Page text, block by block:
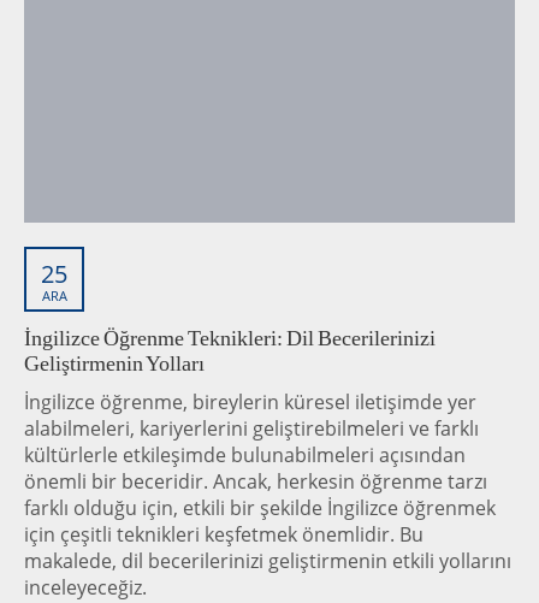
25
ARA
İngilizce Öğrenme Teknikleri: Dil Becerilerinizi
Geliştirmenin Yolları
İngilizce öğrenme, bireylerin küresel iletişimde yer
alabilmeleri, kariyerlerini geliştirebilmeleri ve farklı
kültürlerle etkileşimde bulunabilmeleri açısından
önemli bir beceridir. Ancak, herkesin öğrenme tarzı
farklı olduğu için, etkili bir şekilde İngilizce öğrenmek
için çeşitli teknikleri keşfetmek önemlidir. Bu
makalede, dil becerilerinizi geliştirmenin etkili yollarını
inceleyeceğiz.